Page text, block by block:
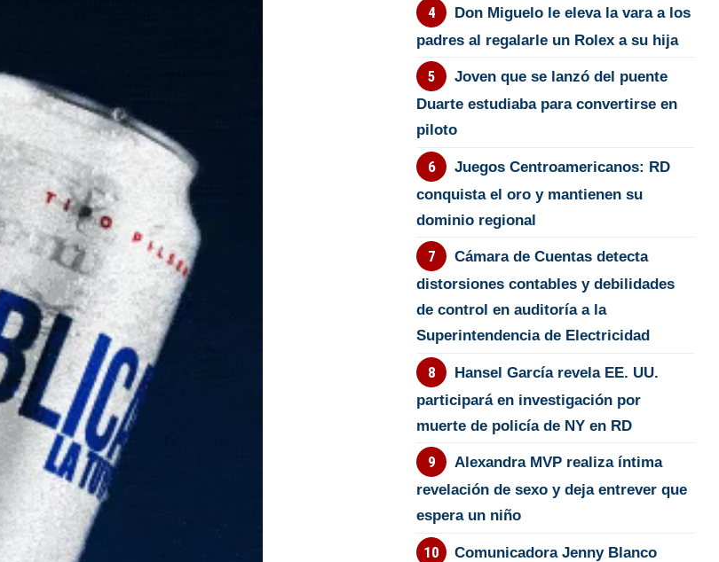
Don Miguelo le eleva la vara a los
padres al regalarle un Rolex a su hija
Joven que se lanzó del puente
Duarte estudiaba para convertirse en
piloto
Juegos Centroamericanos: RD
conquista el oro y mantienen su
dominio regional
Cámara de Cuentas detecta
distorsiones contables y debilidades
de control en auditoría a la
Superintendencia de Electricidad
Hansel García revela EE. UU.
participará en investigación por
muerte de policía de NY en RD
Alexandra MVP realiza íntima
revelación de sexo y deja entrever que
espera un niño
Comunicadora Jenny Blanco